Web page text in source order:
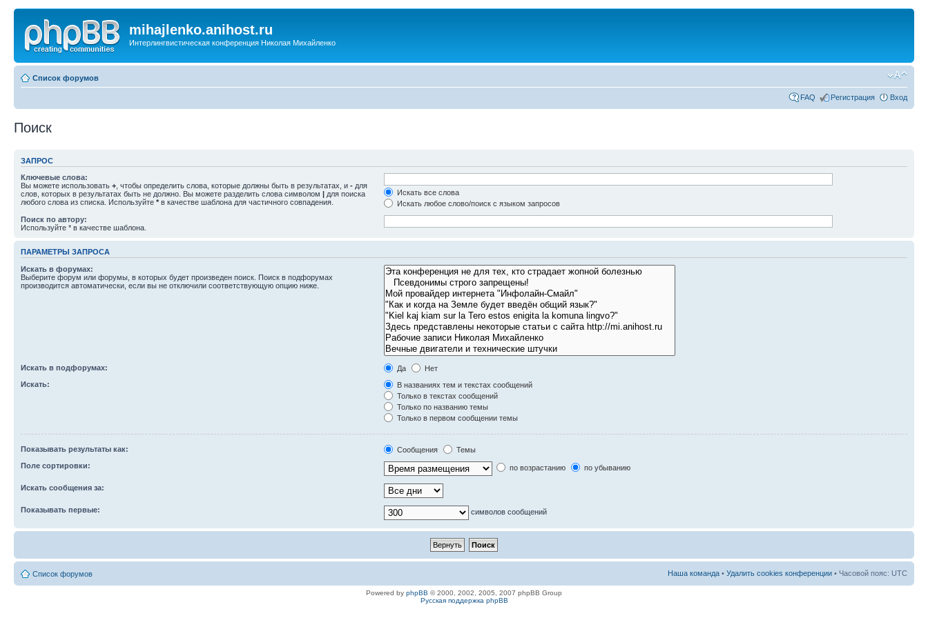
mihajlenko.anihost.ru
Интерлингвистическая конференция Николая Михайленко
Список форумов
FAQ Регистрация Вход
Поиск
ЗАПРОС
Ключевые слова:
Вы можете использовать + , чтобы определить слова, которые должны быть в результатах, и - для
слов, которых в результатах быть не должно. Вы можете разделить слова символом | для поиска
любого слова из списка. Используйте * в качестве шаблона для частичного совпадения.
Искать все слова
Искать любое слово/поиск с языком запросов
Поиск по автору:
Используйте * в качестве шаблона.
ПАРАМЕТРЫ ЗАПРОСА
Искать в форумах:
Выберите форум или форумы, в которых будет произведен поиск. Поиск в подфорумах
производится автоматически, если вы не отключили соответствующую опцию ниже.
Искать в подфорумах: Да
Нет
Искать:
В названиях тем и текстах сообщений
Только в текстах сообщений
Только по названию темы
Только в первом сообщении темы
Показывать результаты как: Сообщения
Темы
Поле сортировки:
по возрастанию по убыванию
Искать сообщения за:
Показывать первые: символов сообщений
Список форумов Наша команда • Удалить cookies конференции • Часовой пояс: UTC
Powered by phpBB © 2000, 2002, 2005, 2007 phpBB Group
Русская поддержка phpBB